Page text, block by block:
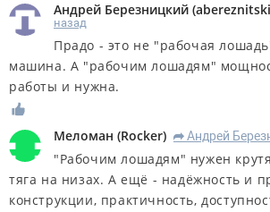
Андрей Березницкий (
назад
Прадо - это не "рабочая
машина. А "рабочим лошадям"
работы и нужна.
Меломан (Rocker) R Андрей
"Рабочим лошадям" нужен
тяга на низах. А ещё - надёжность и
конструкции, практичность,